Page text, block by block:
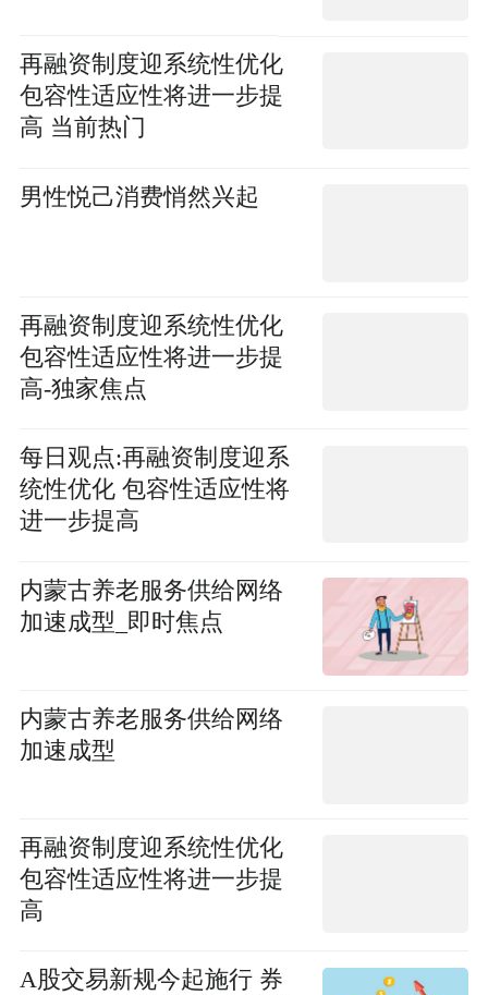
再融资制度迎系统性优化
包容性适应性将进一步提
高 当前热门
男性悦己消费悄然兴起
再融资制度迎系统性优化
包容性适应性将进一步提
高-独家焦点
每日观点:再融资制度迎系
统性优化 包容性适应性将
进一步提高
内蒙古养老服务供给网络
加速成型_即时焦点
内蒙古养老服务供给网络
加速成型
再融资制度迎系统性优化
包容性适应性将进一步提
高
A股交易新规今起施行 券